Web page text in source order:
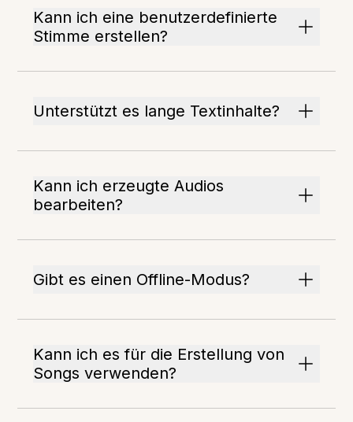
Kann ich eine benutzerdefinierte
Stimme erstellen?
Unterstützt es lange Textinhalte?
Kann ich erzeugte Audios
bearbeiten?
Gibt es einen Offline-Modus?
Kann ich es für die Erstellung von
Songs verwenden?